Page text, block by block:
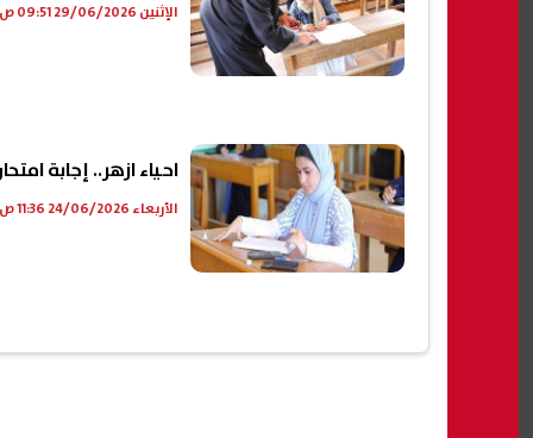
الإثنين 29/06/2026 09:51 ص
احياء ازهر.. إجابة امتحان
الأربعاء 24/06/2026 11:36 ص